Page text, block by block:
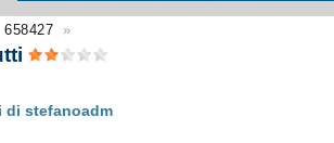
658427 »
di stefanoadm